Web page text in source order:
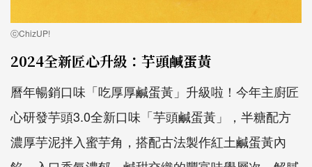
ⓒChizUP!
2024全新匠心升級：芋頭鹹蛋黃
曆年暢銷口味「吃厚厚鹹蛋黃」升級啦！今年主廚匠
心研發芋頭3.0全新口味「芋頭鹹蛋黃」，半糖配方
濃厚芋泥拌入蜜芋角，搭配古法製作紅土鹹蛋黃內